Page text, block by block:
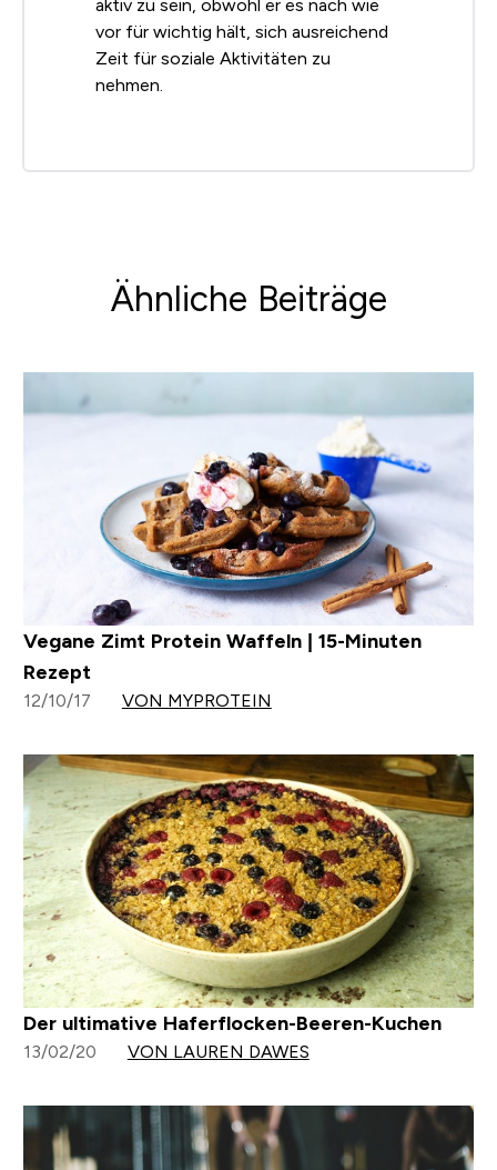
aktiv zu sein, obwohl er es nach wie
vor für wichtig hält, sich ausreichend
Zeit für soziale Aktivitäten zu
nehmen.
Ähnliche Beiträge
Vegane Zimt Protein Waffeln | 15-Minuten
Rezept
12/10/17 VON MYPROTEIN
Der ultimative Haferflocken-Beeren-Kuchen
13/02/20 VON LAUREN DAWES